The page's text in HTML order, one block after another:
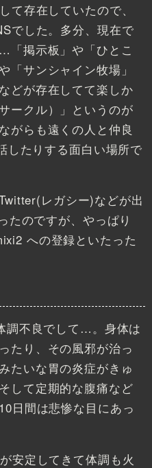
て存在していたので、
でした。多分、現在で
「掲示板」や「ひとこ
「サンシャイン牧場」
どが存在してて楽しか
ークル）」というのが
がらも遠くの人と仲良
したりする面白い場所で
レガシー)などが出
たのですが、やっぱり
への登録といたった
調不良でして…。身体は
たり、その風邪が治っ
たいな胃の炎症がきゅ
して定期的な腹痛など
日間は悲惨な目にあっ
安定してきて体調も火